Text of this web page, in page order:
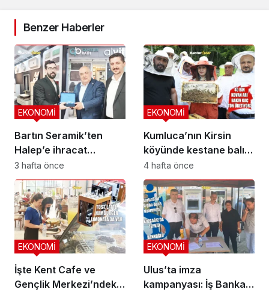
Benzer Haberler
Bartın Seramik’ten
Halep’e ihracat
köprüsü
EKONOMİ
3 hafta önce
Kumluca’nın Kirsin
köyünde kestane balı
hasadı başladı
EKONOMİ
4 hafta önce
İşte Kent Cafe ve
Gençlik Merkezi’ndeki
EKONOMİ
Ulus’ta imza
kampanyası: İş Bankası
EKONOMİ